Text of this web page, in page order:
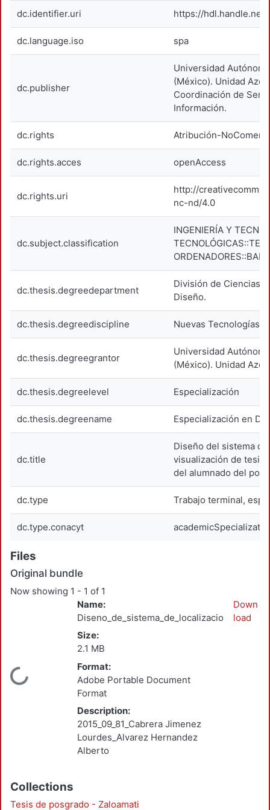
dc.identifier.uri https://hdl.handle.net/
dc.language.iso spa
dc.publisher
Universidad
(México). Unidad
Coordinación de
Información.
dc.rights Atribución-
dc.rights.acces openAccess
dc.rights.uri
http://
nc-nd/4.0
dc.subject.classification
INGENIERÍA Y
dc.thesis.degreedepartment
División de Ciencias
Diseño.
dc.thesis.degreediscipline Nuevas Tecnologías.
dc.thesis.degreegrantor
Universidad
(México). Unidad
dc.thesis.degreelevel Especialización
dc.thesis.degreename Especialización en
dc.title
Diseño del sistema
visualización de tesis
del alumnado del
dc.type Trabajo terminal,
dc.type.conacyt
Files
Original bundle
Now showing 1 - 1 of 1
Loading...
Name:
Size:
2.1 MB
Format:
Adobe Portable Document
Format
Description:
2015_09_81_Cabrera Jimenez
Lourdes_Alvarez Hernandez
Alberto
Down
load
Collections
Tesis de posgrado - Zaloamati